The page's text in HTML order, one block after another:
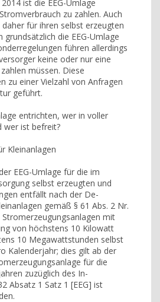
ist die EEG-Umlage
zu zahlen. Auch
für ihren selbst erzeugten
die EEG-Umlage
führen allerdings
keine oder nur eine
müssen. Diese
zu einer Vielzahl von Anfragen
geführt.
entrichten, wer in voller
wer ist befreit?
Kleinanlagen
EEG-Umlage für die im
selbst erzeugten und
entfällt nach der De-
gemäß § 61 Abs. 2 Nr.
Stromerzeugungsanlagen mit
von höchstens 10 Kilowatt
10 Megawattstunden selbst
Kalenderjahr; dies gilt ab der
für die
zuzüglich des In-
Absatz 1 Satz 1 [EEG] ist